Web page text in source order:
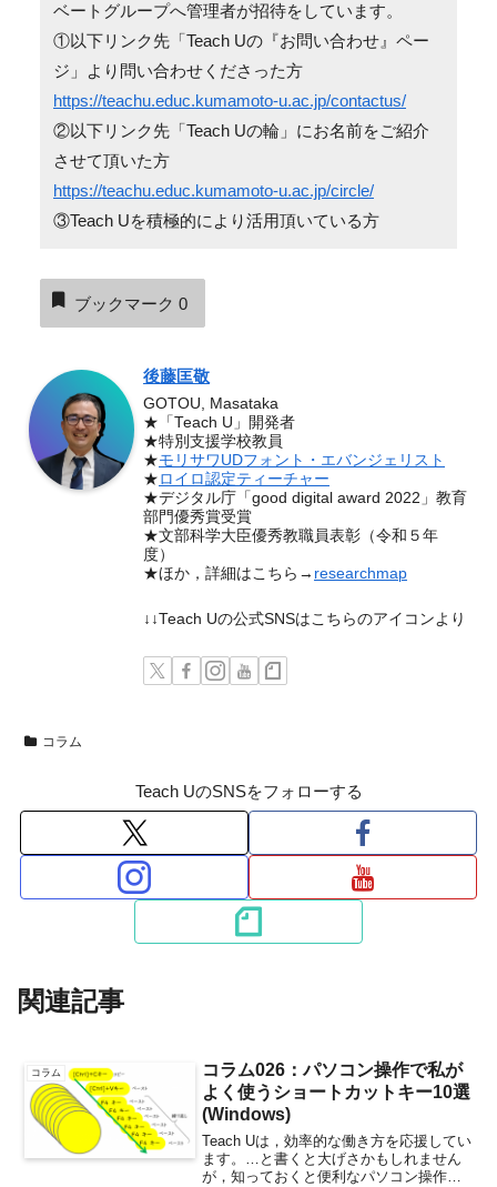
ベートグループへ管理者が招待をしています。
①以下リンク先「Teach Uの『お問い合わせ』ペー
ジ」より問い合わせくださった方
https://teachu.educ.kumamoto-u.ac.jp/contactus/
②以下リンク先「Teach Uの輪」にお名前をご紹介
させて頂いた方
https://teachu.educ.kumamoto-u.ac.jp/circle/
③Teach Uを積極的により活用頂いている方
ブックマーク 0
後藤匡敬
GOTOU, Masataka
★「Teach U」開発者
★特別支援学校教員
★モリサワUDフォント・エバンジェリスト
★ ロイロ認定ティーチャー
★デジタル庁「good digital award 2022」教育
部門優秀賞受賞
★文部科学大臣優秀教職員表彰（令和５年
度）
★ほか，詳細はこちら→ researchmap
↓↓Teach Uの公式SNSはこちらのアイコンより
コラム
Teach UのSNSをフォローする
関連記事
コラム
コラム026：パソコン操作で私が
よく使うショートカットキー10選
(Windows)
Teach Uは，効率的な働き方を応援してい
ます。…と書くと大げさかもしれません
が，知っておくと便利なパソコン操作の